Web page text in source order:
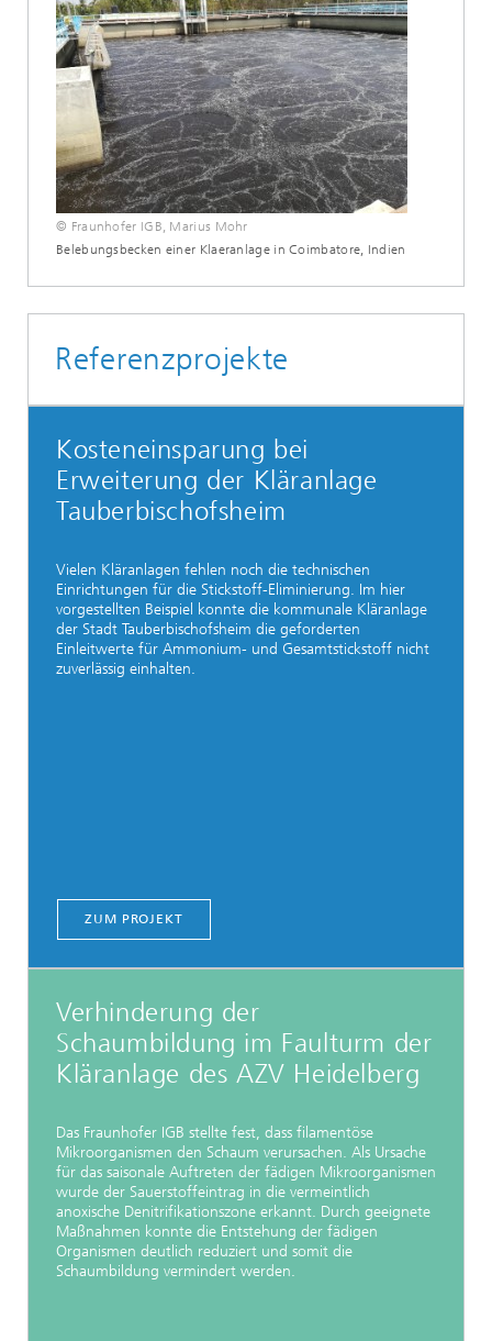
© Fraunhofer IGB, Marius Mohr
Belebungsbecken einer Klaeranlage in Coimbatore, Indien
Referenzprojekte
Kosteneinsparung bei
Erweiterung der Kläranlage
Tauberbischofsheim
Vielen Kläranlagen fehlen noch die technischen
Einrichtungen für die Stickstoff-Eliminierung. Im hier
vorgestellten Beispiel konnte die kommunale Kläranlage
der Stadt Tauberbischofsheim die geforderten
Einleitwerte für Ammonium- und Gesamtstickstoff nicht
zuverlässig einhalten.
ZUM PROJEKT
Verhinderung der
Schaumbildung im Faulturm der
Kläranlage des AZV Heidelberg
Das Fraunhofer IGB stellte fest, dass filamentöse
Mikroorganismen den Schaum verursachen. Als Ursache
für das saisonale Auftreten der fädigen Mikroorganismen
wurde der Sauerstoffeintrag in die vermeintlich
anoxische Denitrifikationszone erkannt. Durch geeignete
Maßnahmen konnte die Entstehung der fädigen
Organismen deutlich reduziert und somit die
Schaumbildung vermindert werden.